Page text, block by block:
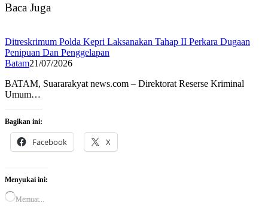
Baca Juga
Ditreskrimum Polda Kepri Laksanakan Tahap II Perkara Dugaan
Penipuan Dan Penggelapan
Batam21/07/2026
BATAM, Suararakyat news.com – Direktorat Reserse Kriminal
Umum…
Bagikan ini:
Facebook X
Menyukai ini:
Memuat...